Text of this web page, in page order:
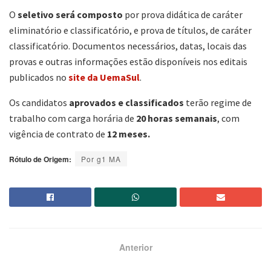
O seletivo será composto por prova didática de caráter
eliminatório e classificatório, e prova de títulos, de caráter
classificatório. Documentos necessários, datas, locais das
provas e outras informações estão disponíveis nos editais
publicados no site da UemaSul.
Os candidatos aprovados e classificados terão regime de
trabalho com carga horária de 20 horas semanais, com
vigência de contrato de 12 meses.
Rótulo de Origem: Por g1 MA
Anterior